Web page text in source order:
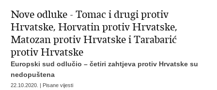
Nove odluke - Tomac i drugi protiv
Hrvatske, Horvatin protiv Hrvatske,
Matozan protiv Hrvatske i Tarabarić
protiv Hrvatske
Europski sud odlučio – četiri zahtjeva protiv Hrvatske su
nedopuštena
22.10.2020. | Pisane vijesti